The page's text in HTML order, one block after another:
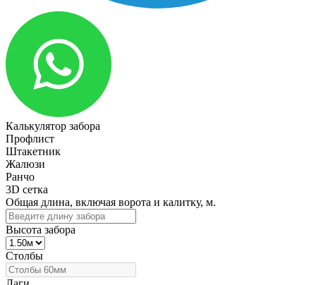
Калькулятор забора
Профлист
Штакетник
Жалюзи
Ранчо
3D сетка
Общая длина, включая ворота и калитку, м.
Высота забора
Столбы